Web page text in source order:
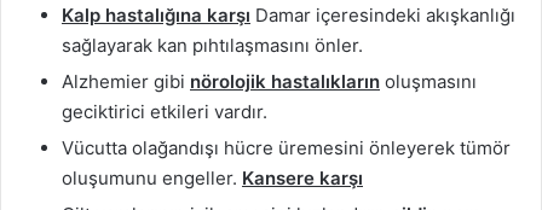
Kalp hastalığına karşı Damar içeresindeki akışkanlığı
sağlayarak kan pıhtılaşmasını önler.
Alzhemier gibi nörolojik hastalıkların oluşmasını
geciktirici etkileri vardır.
Vücutta olağandışı hücre üremesini önleyerek tümör
oluşumunu engeller. Kansere karşı